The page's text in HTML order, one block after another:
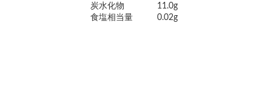
炭水化物
11.0g
食塩相当量
0.02g